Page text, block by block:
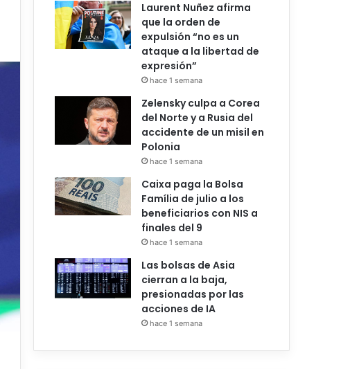
Laurent Nuñez afirma
que la orden de
expulsión “no es un
ataque a la libertad de
expresión”
hace 1 semana
Zelensky culpa a Corea
del Norte y a Rusia del
accidente de un misil en
Polonia
hace 1 semana
Caixa paga la Bolsa
Família de julio a los
beneficiarios con NIS a
finales del 9
hace 1 semana
Las bolsas de Asia
cierran a la baja,
presionadas por las
acciones de IA
hace 1 semana